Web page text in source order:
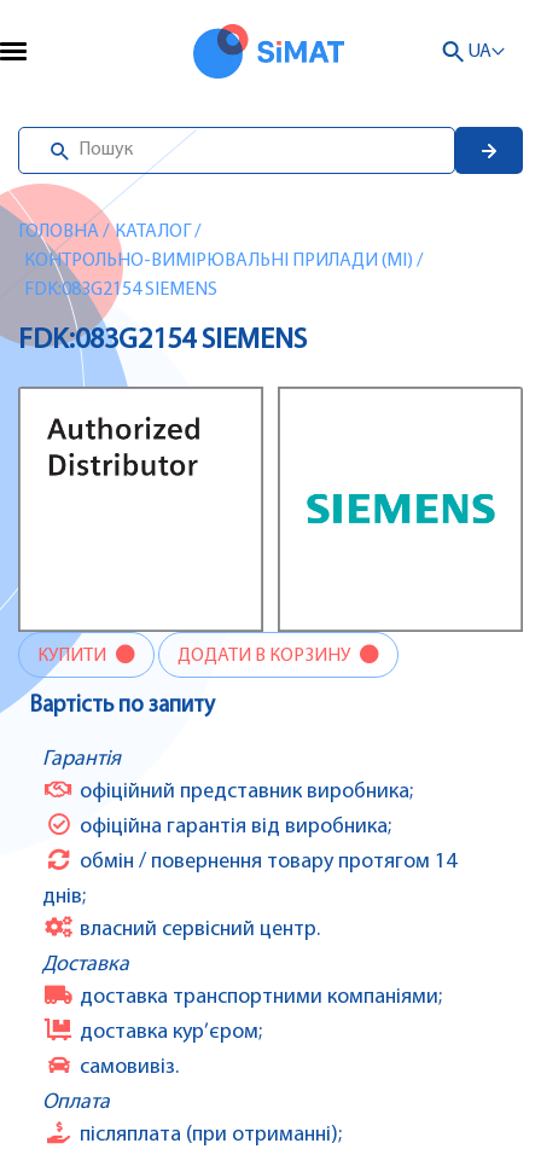
UA
ГОЛОВНА/ КАТАЛОГ /
КОНТРОЛЬНО-ВИМІРЮВАЛЬНІ ПРИЛАДИ (MI) /
FDK:083G2154 SIEMENS
FDK:083G2154 SIEMENS
КУПИТИ ДОДАТИ В КОРЗИНУ
Вартість по запиту
Гарантія
офіційний представник виробника;
офіційна гарантія від виробника;
обмін / повернення товару протягом 14
днів;
власний сервісний центр.
Доставка
доставка транспортними компаніями;
доставка кур’єром;
самовивіз.
Оплата
післяплата (при отриманні);